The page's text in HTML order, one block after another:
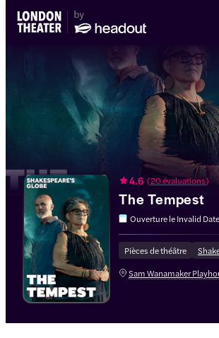
4.6 (20 évaluations)
The Tempest
Ouverture leInvalid Date
Pièces de théâtre
Sam Wanamaker